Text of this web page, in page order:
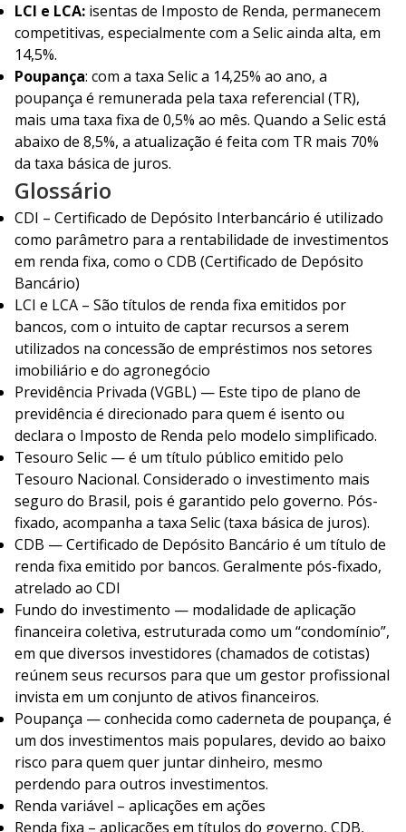
LCI e LCA: isentas de Imposto de Renda, permanecem
competitivas, especialmente com a Selic ainda alta, em
14,5%.
Poupança: com a taxa Selic a 14,25% ao ano, a
poupança é remunerada pela taxa referencial (TR),
mais uma taxa fixa de 0,5% ao mês. Quando a Selic está
abaixo de 8,5%, a atualização é feita com TR mais 70%
da taxa básica de juros.
Glossário
CDI – Certificado de Depósito Interbancário é utilizado
como parâmetro para a rentabilidade de investimentos
em renda fixa, como o CDB (Certificado de Depósito
Bancário)
LCI e LCA – São títulos de renda fixa emitidos por
bancos, com o intuito de captar recursos a serem
utilizados na concessão de empréstimos nos setores
imobiliário e do agronegócio
Previdência Privada (VGBL) — Este tipo de plano de
previdência é direcionado para quem é isento ou
declara o Imposto de Renda pelo modelo simplificado.
Tesouro Selic — é um título público emitido pelo
Tesouro Nacional. Considerado o investimento mais
seguro do Brasil, pois é garantido pelo governo. Pós-
fixado, acompanha a taxa Selic (taxa básica de juros).
CDB — Certificado de Depósito Bancário é um título de
renda fixa emitido por bancos. Geralmente pós-fixado,
atrelado ao CDI
Fundo do investimento — modalidade de aplicação
financeira coletiva, estruturada como um “condomínio”,
em que diversos investidores (chamados de cotistas)
reúnem seus recursos para que um gestor profissional
invista em um conjunto de ativos financeiros.
Poupança — conhecida como caderneta de poupança, é
um dos investimentos mais populares, devido ao baixo
risco para quem quer juntar dinheiro, mesmo
perdendo para outros investimentos.
Renda variável – aplicações em ações
Renda fixa – aplicações em títulos do governo, CDB,